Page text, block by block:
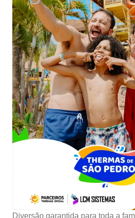
Diversão garantida para toda a